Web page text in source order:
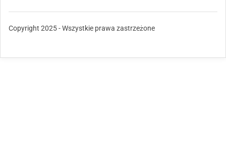
Copyright 2025 - Wszystkie prawa zastrzeżone